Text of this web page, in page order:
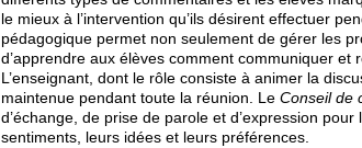
le mieux à l’intervention qu’ils désirent effectuer
pédagogique permet non seulement de gérer les
d’apprendre aux élèves comment communiquer et
L’enseignant, dont le rôle consiste à animer la
maintenue pendant toute la réunion. Le Conseil de
d’échange, de prise de parole et d’expression
sentiments, leurs idées et leurs préférences.